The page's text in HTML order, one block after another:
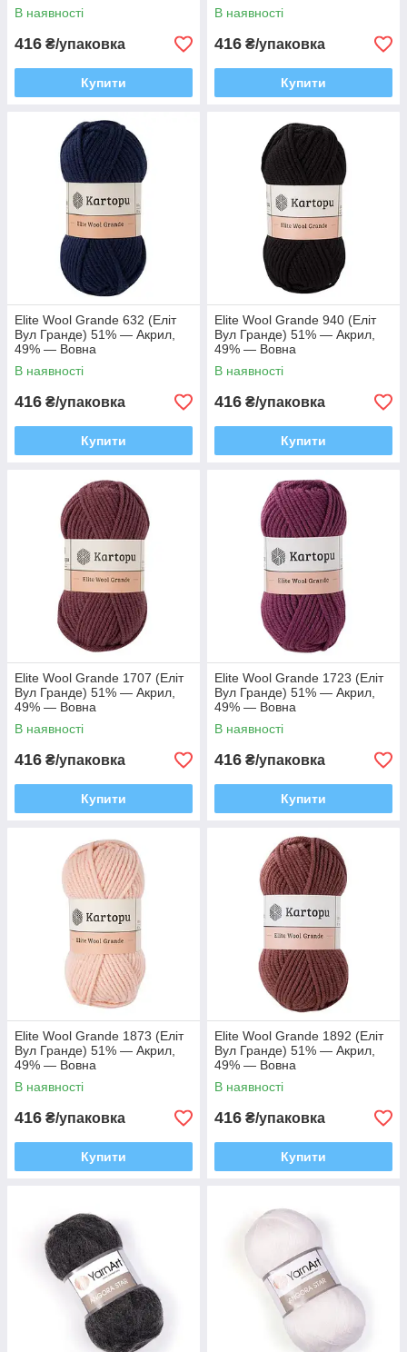
В наявності
416 ₴/упаковка
Купити
В наявності
416 ₴/упаковка
Купити
Elite Wool Grande 632 (Еліт
Вул Гранде) 51% — Акрил,
49% — Вовна
В наявності
416 ₴/упаковка
Купити
Elite Wool Grande 940 (Еліт
Вул Гранде) 51% — Акрил,
49% — Вовна
В наявності
416 ₴/упаковка
Купити
Elite Wool Grande 1707 (Еліт
Вул Гранде) 51% — Акрил,
49% — Вовна
В наявності
416 ₴/упаковка
Купити
Elite Wool Grande 1723 (Еліт
Вул Гранде) 51% — Акрил,
49% — Вовна
В наявності
416 ₴/упаковка
Купити
Elite Wool Grande 1873 (Еліт
Вул Гранде) 51% — Акрил,
49% — Вовна
В наявності
416 ₴/упаковка
Купити
Elite Wool Grande 1892 (Еліт
Вул Гранде) 51% — Акрил,
49% — Вовна
В наявності
416 ₴/упаковка
Купити